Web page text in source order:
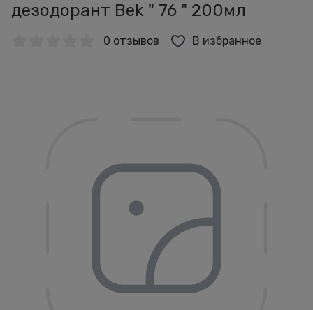
дезодорант Bek " 76 " 200мл
0 отзывов В избранное